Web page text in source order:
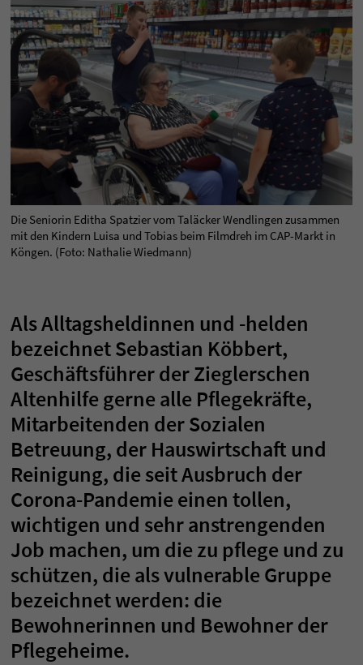
Die Seniorin Editha Spatzier vom Taläcker Wendlingen zusammen
mit den Kindern Luisa und Tobias beim Filmdreh im CAP-Markt in
Köngen. (Foto: Nathalie Wiedmann)
Als Alltagsheldinnen und -helden
bezeichnet Sebastian Köbbert,
Geschäftsführer der Zieglerschen
Altenhilfe gerne alle Pflegekräfte,
Mitarbeitenden der Sozialen
Betreuung, der Hauswirtschaft und
Reinigung, die seit Ausbruch der
Corona-Pandemie einen tollen,
wichtigen und sehr anstrengenden
Job machen, um die zu pflege und zu
schützen, die als vulnerable Gruppe
bezeichnet werden: die
Bewohnerinnen und Bewohner der
Pflegeheime.